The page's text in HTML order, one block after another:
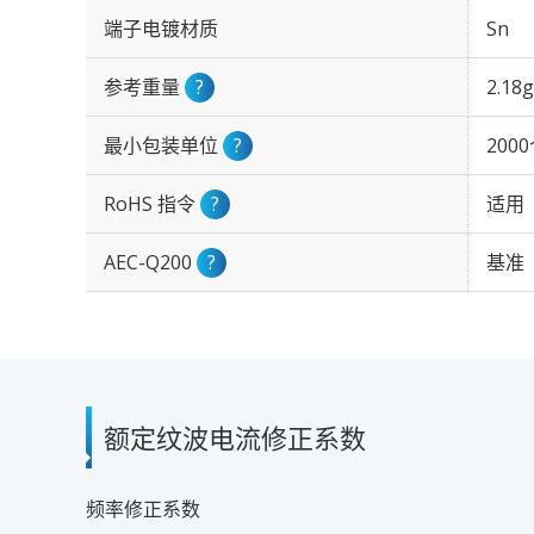
端子电镀材质 Sn
参考重量 ? 2.18g
最小包装单位 ? 2000
RoHS 指令 ? 适用
AEC-Q200 ? 基准
额定纹波电流修正系数
频率修正系数